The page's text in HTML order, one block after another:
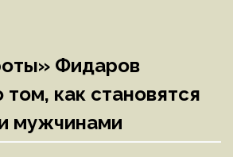
Фидаров
том, как становятся
мужчинами